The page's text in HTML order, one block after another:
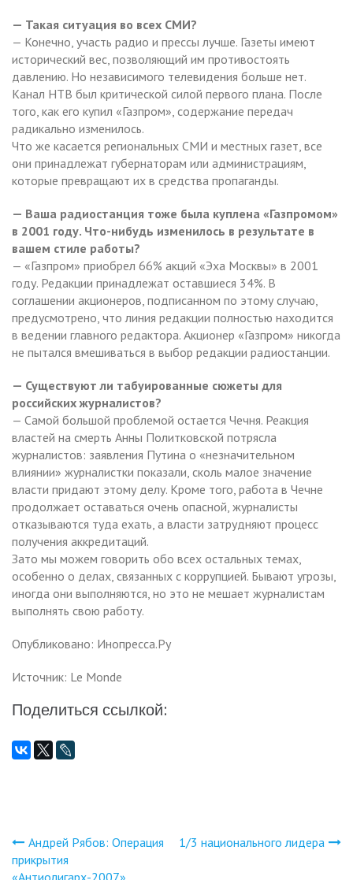
— Такая ситуация во всех СМИ?
— Конечно, участь радио и прессы лучше. Газеты имеют
исторический вес, позволяющий им противостоять
давлению. Но независимого телевидения больше нет.
Канал НТВ был критической силой первого плана. После
того, как его купил «Газпром», содержание передач
радикально изменилось.
Что же касается региональных СМИ и местных газет, все
они принадлежат губернаторам или администрациям,
которые превращают их в средства пропаганды.
— Ваша радиостанция тоже была куплена «Газпромом»
в 2001 году. Что-нибудь изменилось в результате в
вашем стиле работы?
— «Газпром» приобрел 66% акций «Эха Москвы» в 2001
году. Редакции принадлежат оставшиеся 34%. В
соглашении акционеров, подписанном по этому случаю,
предусмотрено, что линия редакции полностью находится
в ведении главного редактора. Акционер «Газпром» никогда
не пытался вмешиваться в выбор редакции радиостанции.
— Существуют ли табуированные сюжеты для
российских журналистов?
— Самой большой проблемой остается Чечня. Реакция
властей на смерть Анны Политковской потрясла
журналистов: заявления Путина о «незначительном
влиянии» журналистки показали, сколь малое значение
власти придают этому делу. Кроме того, работа в Чечне
продолжает оставаться очень опасной, журналисты
отказываются туда ехать, а власти затрудняют процесс
получения аккредитаций.
Зато мы можем говорить обо всех остальных темах,
особенно о делах, связанных с коррупцией. Бывают угрозы,
иногда они выполняются, но это не мешает журналистам
выполнять свою работу.
Опубликовано: Инопресса.Ру
Источник: Le Monde
Поделиться ссылкой:
Навигация
Андрей Рябов: Операция
прикрытия
«Антиолигарх-2007»
1/3 национального лидера